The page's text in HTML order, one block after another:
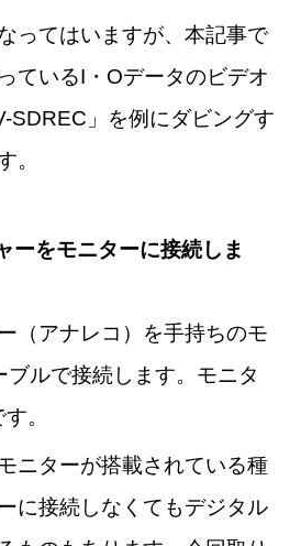
ってはいますが、本記事で
ているI・Oデータのビデオ
SDREC」を例にダビングす
。
ーをモニターに接続しま
（アナレコ）を手持ちのモ
ルで接続します。モニタ
。
ニターが搭載されている種
に接続しなくてもデジタル